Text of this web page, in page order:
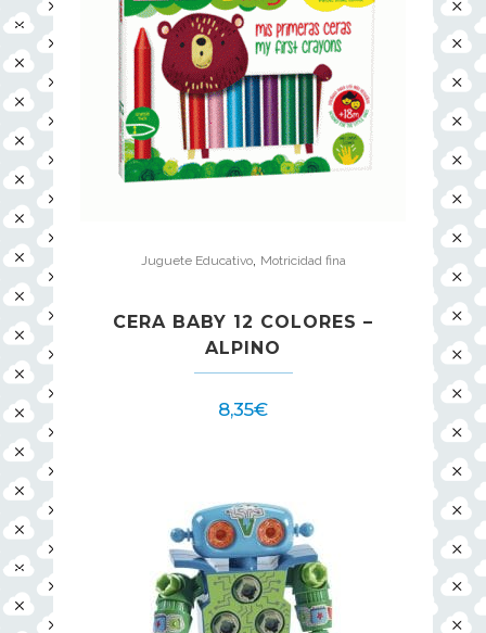
Juguete Educativo, Motricidad fina
CERA BABY 12 COLORES –
ALPINO
8,35€